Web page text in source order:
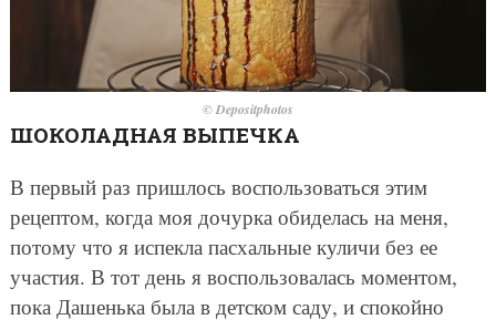
© Depositphotos
ШОКОЛАДНАЯ ВЫПЕЧКА
В первый раз пришлось воспользоваться этим
рецептом, когда моя дочурка обиделась на меня,
потому что я испекла пасхальные куличи без ее
участия. В тот день я воспользовалась моментом,
пока Дашенька была в детском саду, и спокойно